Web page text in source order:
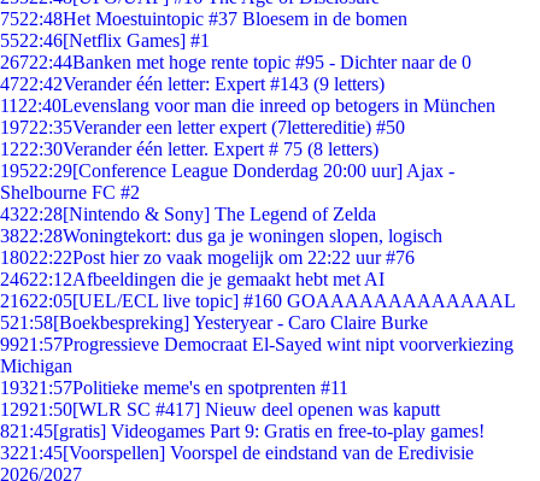
7522:48Het Moestuintopic #37 Bloesem in de bomen
5522:46[Netflix Games] #1
26722:44Banken met hoge rente topic #95 - Dichter naar de 0
4722:42Verander één letter: Expert #143 (9 letters)
11 22:40Levenslang voor man die inreed op betogers in München
19722:35Verander een letter expert (7lettereditie) #50
1222:30Verander één letter. Expert # 75 (8 letters)
19522:29[Conference League Donderdag 20:00 uur] Ajax -
Shelbourne FC #2
4322:28[Nintendo & Sony] The Legend of Zelda
3822:28Woningtekort: dus ga je woningen slopen, logisch
18022:22Post hier zo vaak mogelijk om 22:22 uur #76
24622:12Afbeeldingen die je gemaakt hebt met AI
21622:05[UEL/ECL live topic] #160 GOAAAAAAAAAAAAAL
521:58[Boekbespreking] Yesteryear - Caro Claire Burke
9921:57Progressieve Democraat El-Sayed wint nipt voorverkiezing
Michigan
19321:57Politieke meme's en spotprenten #11
12921:50[WLR SC #417] Nieuw deel openen was kaputt
821:45[gratis] Videogames Part 9: Gratis en free-to-play games!
3221:45[Voorspellen] Voorspel de eindstand van de Eredivisie
2026/2027